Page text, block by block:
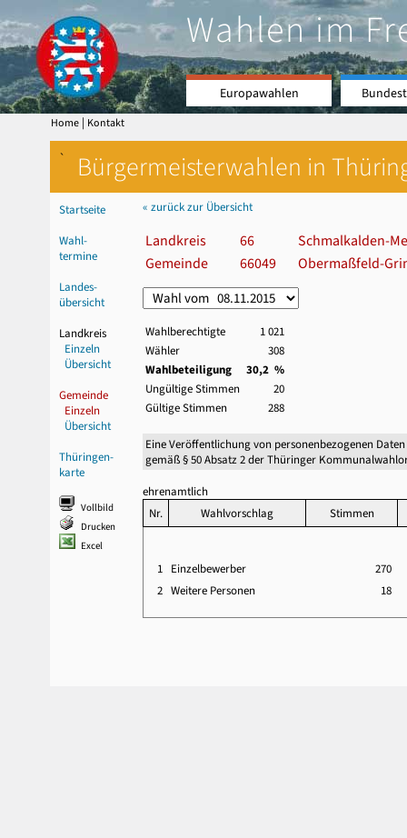
Wahlen im
Europawahlen
Home | Kontakt
` Bürgermeisterwahlen in
Startseite
Wahl-
termine
Landes-
übersicht
Landkreis
Einzeln
Übersicht
Gemeinde
Einzeln
Übersicht
Thüringen-
karte
Vollbild
Drucken
Excel
« zurück zur Übersicht
Landkreis 66
Schmalkalden-
Gemeinde
66049 Obermaßfeld-
Wahlberechtigte
1 021
Wähler
308
Wahlbeteiligung
30,2 %
Ungültige Stimmen
20
Gültige Stimmen
288
Eine Veröffentlichung von personenbezogenen
gemäß § 50 Absatz 2 der Thüringer
ehrenamtlich
Nr.
Wahlvorschlag Stimmen
1 Einzelbewerber
270
2 Weitere Personen 18